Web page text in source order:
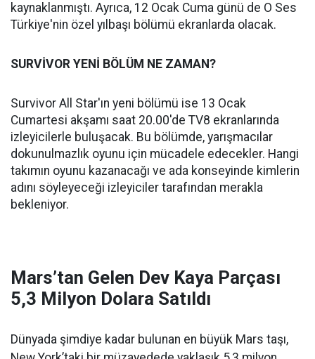
kaynaklanmıştı. Ayrıca, 12 Ocak Cuma günü de O Ses
Türkiye'nin özel yılbaşı bölümü ekranlarda olacak.
SURVİVOR YENİ BÖLÜM NE ZAMAN?
Survivor All Star'ın yeni bölümü ise 13 Ocak
Cumartesi akşamı saat 20.00'de TV8 ekranlarında
izleyicilerle buluşacak. Bu bölümde, yarışmacılar
dokunulmazlık oyunu için mücadele edecekler. Hangi
takımın oyunu kazanacağı ve ada konseyinde kimlerin
adını söyleyeceği izleyiciler tarafından merakla
bekleniyor.
Mars’tan Gelen Dev Kaya Parçası
5,3 Milyon Dolara Satıldı
Dünyada şimdiye kadar bulunan en büyük Mars taşı,